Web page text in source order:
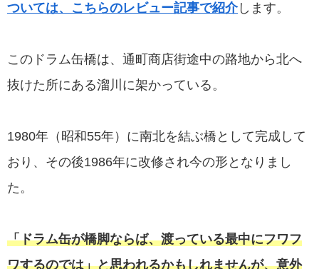
ついては、こちらのレビュー記事で紹介します。
このドラム缶橋は、通町商店街途中の路地から北へ
抜けた所にある溜川に架かっている。
1980年（昭和55年）に南北を結ぶ橋として完成して
おり、その後1986年に改修され今の形となりまし
た。
「ドラム缶が橋脚ならば、渡っている最中にフワフ
ワするのでは」と思われるかもしれませんが、意外